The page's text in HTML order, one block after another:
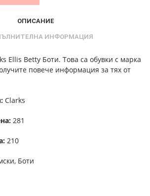
ОПИСАНИЕ
ИНФОРМАЦИЯ
Ellis Betty Боти. Това са обувки с марка
повече информация за тях от
Clarks
281
210
Боти